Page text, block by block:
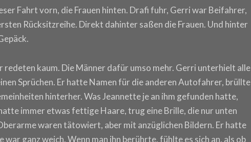
Fahrt vorn, die Frauen hinten. Drafi fuhr, Gerri war Beifahrer,
Rücksitzreihe. Direkt dahinter saßen die Frauen. Und hinter
redeten kaum. Die Männer dafür umso mehr. Gerri unterhielt alle
Sprüchen. Er hatte Namen für die anderen Autofahrer, brüllte
hinterher. Was Jeannette je an ihm gefunden hatte,
immer etwas fettige Haare, trug eine Brille, die nur unten
waren tätowiert, aber mit anzüglichen Bildern. Er hatte
war ganz weich. Wenn man ihn berührte, fühlte es sich an, als ob